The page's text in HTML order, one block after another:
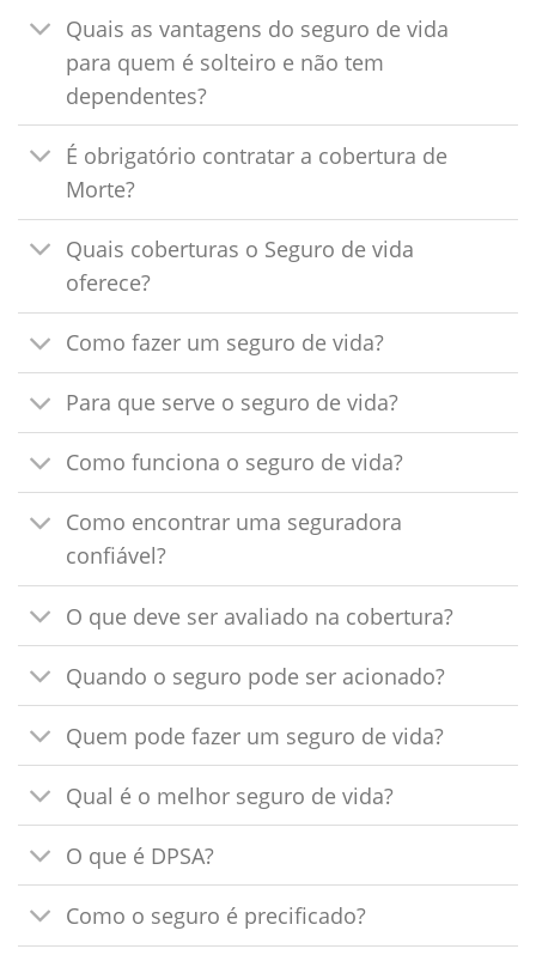
Quais as vantagens do seguro de vida
para quem é solteiro e não tem
dependentes?
É obrigatório contratar a cobertura de
Morte?
Quais coberturas o Seguro de vida
oferece?
Como fazer um seguro de vida?
Para que serve o seguro de vida?
Como funciona o seguro de vida?
Como encontrar uma seguradora
confiável?
O que deve ser avaliado na cobertura?
Quando o seguro pode ser acionado?
Quem pode fazer um seguro de vida?
Qual é o melhor seguro de vida?
O que é DPSA?
Como o seguro é precificado?